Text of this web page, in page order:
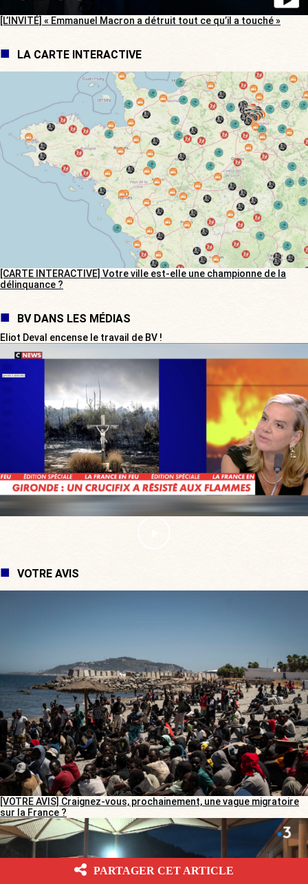
[L’INVITÉ] « Emmanuel Macron a détruit tout ce qu’il a touché »
LA CARTE INTERACTIVE
[CARTE INTERACTIVE] Votre ville est-elle une championne de la
délinquance ?
BV DANS LES MÉDIAS
Eliot Deval encense le travail de BV !
VOTRE AVIS
[VOTRE AVIS] Craignez-vous, prochainement, une vague migratoire
sur la France ?
PARTAGER CET ARTICLE